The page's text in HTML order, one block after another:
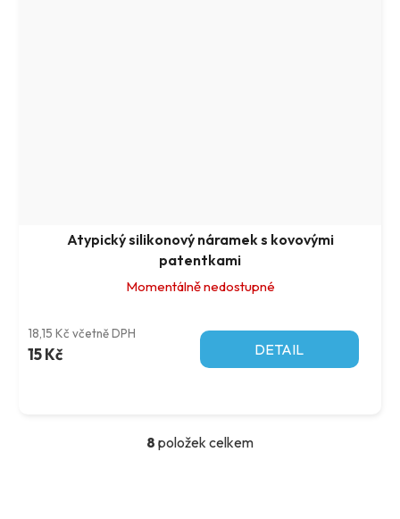
Atypický silikonový náramek s kovovými
patentkami
Momentálně nedostupné
18,15 Kč včetně DPH
15 Kč DETAIL
O
8 položek celkem